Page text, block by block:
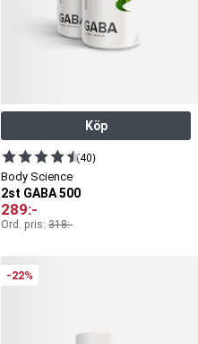
Köp
(40)
Body Science
2st GABA 500
289:-
Ord. pris: 318:-
-22%